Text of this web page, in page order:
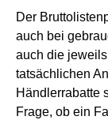
Der
auch bei
auch die
tatsächlichen
Händlerrabatte
Frage, ob ein